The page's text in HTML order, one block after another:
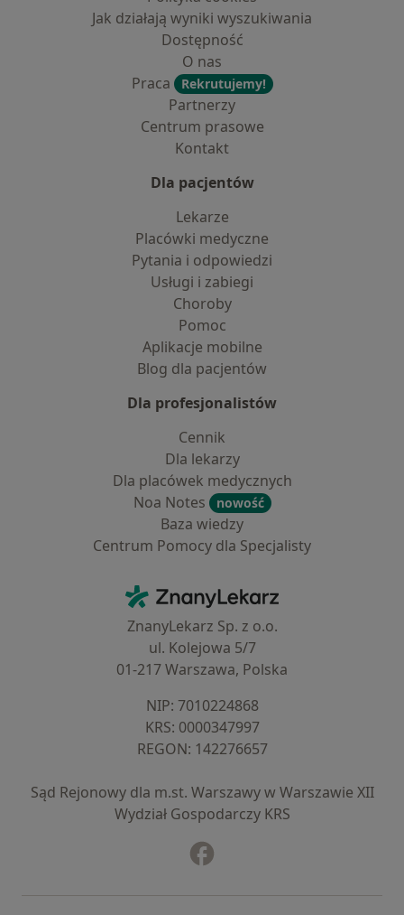
Jak działają wyniki wyszukiwania
Dostępność
O nas
Praca
Rekrutujemy!
Partnerzy
Centrum prasowe
Kontakt
Dla pacjentów
Lekarze
Placówki medyczne
Pytania i odpowiedzi
Usługi i zabiegi
Choroby
Pomoc
Aplikacje mobilne
Blog dla pacjentów
Dla profesjonalistów
Cennik
Dla lekarzy
Dla placówek medycznych
Noa Notes
nowość
Baza wiedzy
Centrum Pomocy dla Specjalisty
ZnanyLekarz - Strona główna
ZnanyLekarz Sp. z o.o.
ul. Kolejowa 5/7
01-217 Warszawa, Polska
NIP: ⁠7010224868
KRS: ⁠0000347997
REGON: ⁠142276657
Sąd Rejonowy dla m.st. Warszawy w Warszawie XII
Wydział Gospodarczy KRS